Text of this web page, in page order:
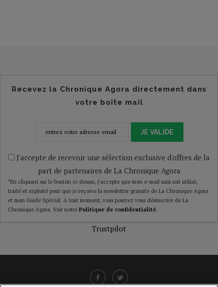
Recevez la Chronique Agora directement dans
votre boîte mail
JE VALIDE
J'accepte de recevoir une sélection exclusive d'offres de la
part de partenaires de La Chronique Agora
*En cliquant sur le bouton ci-dessus, j’accepte que mon e-mail saisi soit utilisé,
traité et exploité pour que je reçoive la newsletter gratuite de La Chronique Agora
et mon Guide Spécial. A tout moment, vous pourrez vous désinscrire de La
Chronique Agora. Voir notre Politique de confidentialité.
Trustpilot